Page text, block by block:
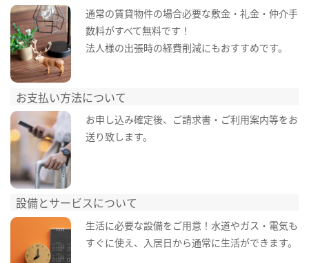
通常の賃貸物件の場合必要な敷金・礼金・仲介手
数料がすべて無料です！
法人様の出張時の経費削減にもおすすめです。
お支払い方法について
お申し込み確定後、ご請求書・ご利用案内等をお
送り致します。
設備とサービスについて
生活に必要な設備をご用意！水道やガス・電気も
すぐに使え、入居日から通常に生活ができます。